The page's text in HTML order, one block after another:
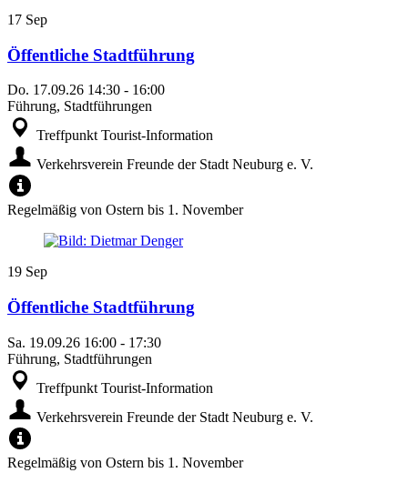
17 Sep
Öffentliche Stadtführung
Do. 17.09.26 14:30 - 16:00
Führung, Stadtführungen
Treffpunkt Tourist-Information
Verkehrsverein Freunde der Stadt Neuburg e. V.
Regelmäßig von Ostern bis 1. November
19 Sep
Öffentliche Stadtführung
Sa. 19.09.26 16:00 - 17:30
Führung, Stadtführungen
Treffpunkt Tourist-Information
Verkehrsverein Freunde der Stadt Neuburg e. V.
Regelmäßig von Ostern bis 1. November